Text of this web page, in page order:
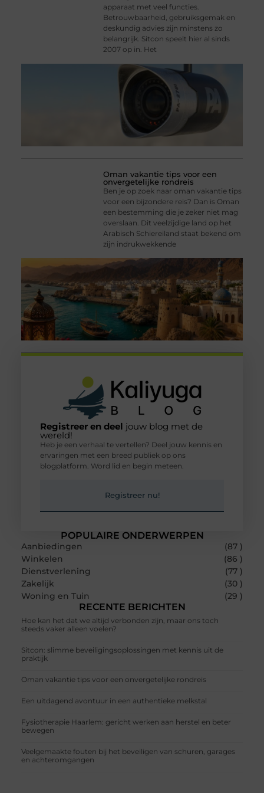
apparaat met veel functies.
Betrouwbaarheid, gebruiksgemak en
deskundig advies zijn minstens zo
belangrijk. Sitcon speelt hier al sinds
2007 op in. Het
Oman vakantie tips voor een
onvergetelijke rondreis
Ben je op zoek naar oman vakantie tips
voor een bijzondere reis? Dan is Oman
een bestemming die je zeker niet mag
overslaan. Dit veelzijdige land op het
Arabisch Schiereiland staat bekend om
zijn indrukwekkende
POPULAIRE ONDERWERPEN
Aanbiedingen
(87 )
Winkelen
(86 )
Dienstverlening
(77 )
Zakelijk
(30 )
Woning en Tuin
(29 )
RECENTE BERICHTEN
Hoe kan het dat we altijd verbonden zijn, maar ons toch
steeds vaker alleen voelen?
Sitcon: slimme beveiligingsoplossingen met kennis uit de
praktijk
Oman vakantie tips voor een onvergetelijke rondreis
Een uitdagend avontuur in een authentieke melkstal
Fysiotherapie Haarlem: gericht werken aan herstel en beter
bewegen
Veelgemaakte fouten bij het beveiligen van schuren, garages
en achteromgangen
Registreer en deel jouw blog met de
wereld!
Heb je een verhaal te vertellen? Deel jouw kennis en
ervaringen met een breed publiek op ons
blogplatform. Word lid en begin meteen.
Registreer nu!